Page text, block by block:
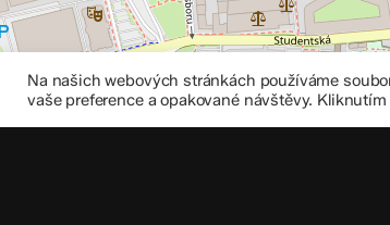
Na našich webových stránkách používáme
vaše preference a opakované návštěvy.